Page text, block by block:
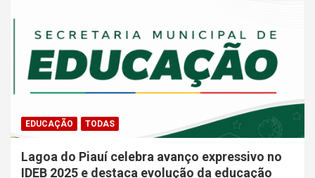
EDUCAÇÃO TODAS
Lagoa do Piauí celebra avanço expressivo no
IDEB 2025 e destaca evolução da educação